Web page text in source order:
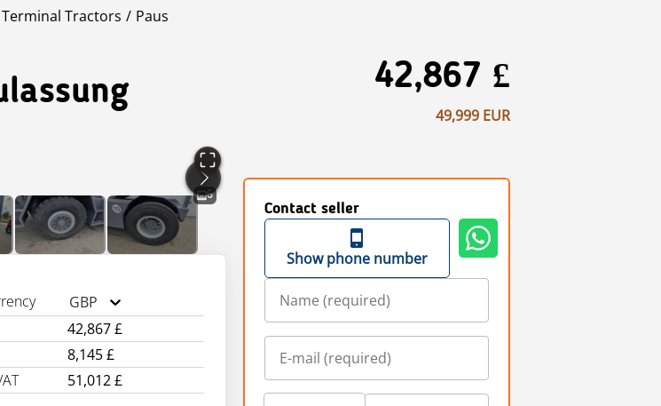
Terminal Tractors Paus
42,867 £
49,999 EUR
6
GBP
42,867 £
8,145 £
51,012 £
Contact seller
Show phone number